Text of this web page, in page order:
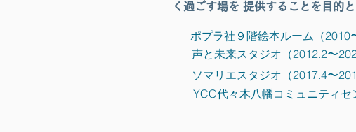
く過ごす場を 提供することを目的
ポプラ社９階絵本ルーム（2010
声と未来スタジオ（2012.2〜
ソマリエスタジオ（2017.4〜
YCC代々木八幡コミュニティセ